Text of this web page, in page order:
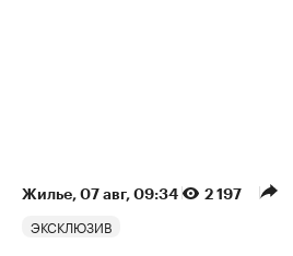
Жилье⁠, 07 авг, 09:34 2 197
ЭКСКЛЮЗИВ